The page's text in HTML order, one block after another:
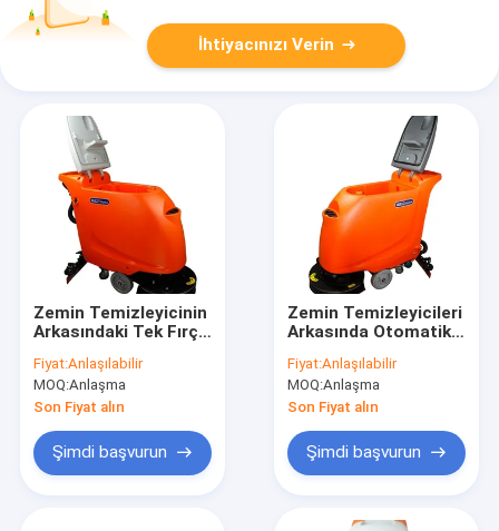
İhtiyacınızı Verin
Zemin Temizleyicinin
Arkasındaki Tek Fırça
Çalışma CE Standardı
Fiyat:Anlaşılabilir
MOQ:Anlaşma
Son Fiyat alın
Şimdi başvurun
Zemin Temizleyicileri
Arkasında Otomatik
Yer Temizleyici
Fiyat:Anlaşılabilir
MOQ:Anlaşma
Son Fiyat alın
Şimdi başvurun